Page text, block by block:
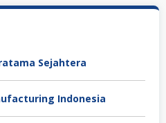
Sejahtera
Indonesia